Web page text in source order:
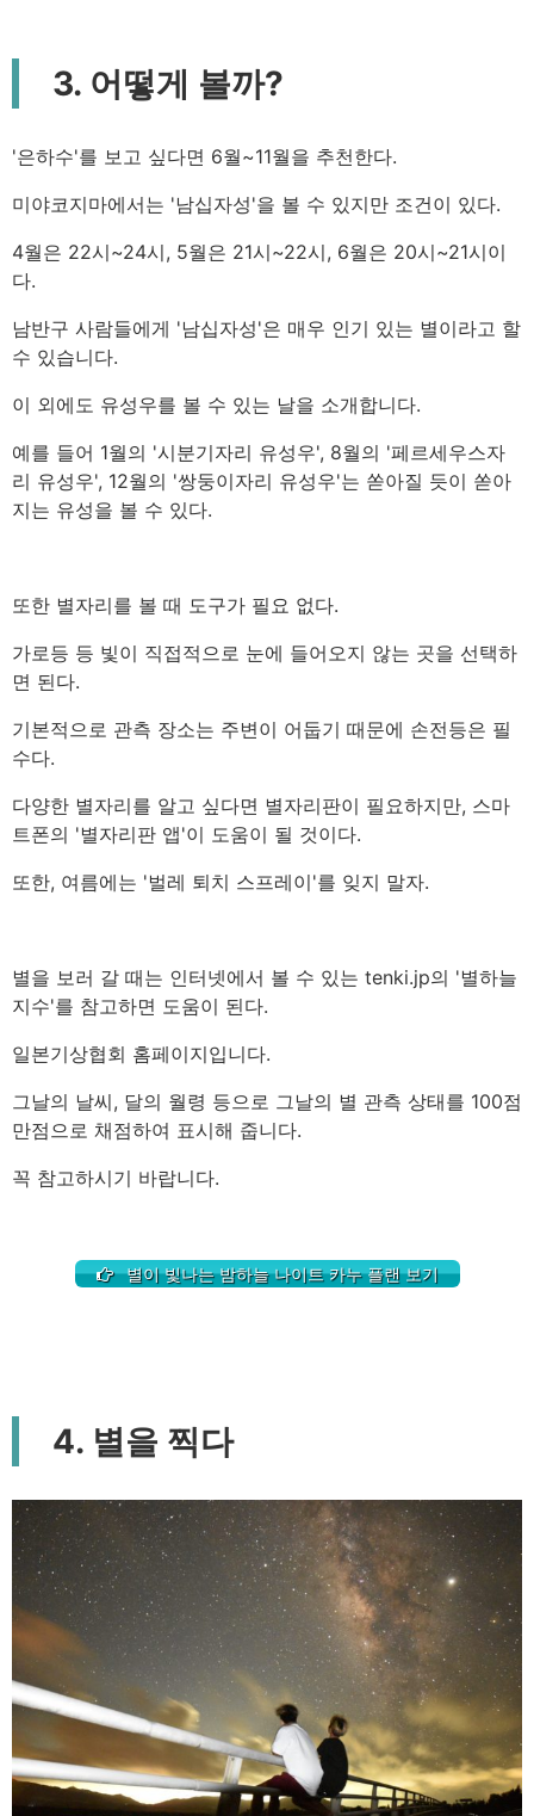
3. 어떻게 볼까?
'은하수'를 보고 싶다면 6월~11월을 추천한다.
미야코지마에서는 '남십자성'을 볼 수 있지만 조건이 있다.
4월은 22시~24시, 5월은 21시~22시, 6월은 20시~21시이
다.
남반구 사람들에게 '남십자성'은 매우 인기 있는 별이라고 할
수 있습니다.
이 외에도 유성우를 볼 수 있는 날을 소개합니다.
예를 들어 1월의 '시분기자리 유성우', 8월의 '페르세우스자
리 유성우', 12월의 '쌍둥이자리 유성우'는 쏟아질 듯이 쏟아
지는 유성을 볼 수 있다.
또한 별자리를 볼 때 도구가 필요 없다.
가로등 등 빛이 직접적으로 눈에 들어오지 않는 곳을 선택하
면 된다.
기본적으로 관측 장소는 주변이 어둡기 때문에 손전등은 필
수다.
다양한 별자리를 알고 싶다면 별자리판이 필요하지만, 스마
트폰의 '별자리판 앱'이 도움이 될 것이다.
또한, 여름에는 '벌레 퇴치 스프레이'를 잊지 말자.
별을 보러 갈 때는 인터넷에서 볼 수 있는 tenki.jp의 '별하늘
지수'를 참고하면 도움이 된다.
일본기상협회 홈페이지입니다.
그날의 날씨, 달의 월령 등으로 그날의 별 관측 상태를 100점
만점으로 채점하여 표시해 줍니다.
꼭 참고하시기 바랍니다.
별이 빛나는 밤하늘 나이트 카누 플랜 보기
4. 별을 찍다